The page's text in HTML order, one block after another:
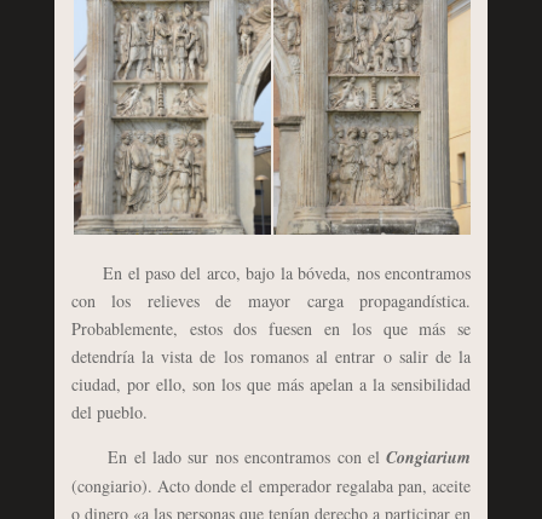
En el paso del arco, bajo la bóveda, nos encontramos
con los relieves de mayor carga propagandística.
Probablemente, estos dos fuesen en los que más se
detendría la vista de los romanos al entrar o salir de la
ciudad, por ello, son los que más apelan a la sensibilidad
del pueblo.
En el lado sur nos encontramos con elCongiarium
(congiario). Acto donde el emperador regalaba pan, aceite
o dinero «a las personas que tenían derecho a participar en